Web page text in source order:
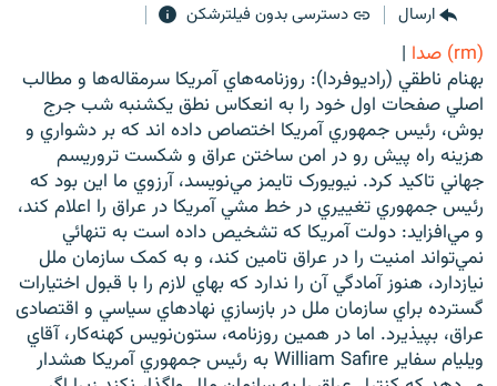
گزارش‌های تصویری
گزارش‌های ویدئویی
زنان فردا
English
به ما بپیوندید
زبان‌های دیگر
ارسال
دسترسی بدون فیلترشکن
(rm) صدا
|
بهنام ناطقي (راديوفردا): روزنامه‌هاي آمريکا سرمقاله‌ها و مطالب
اصلي صفحات اول خود را به انعکاس نطق يکشنبه شب جرج
بوش، رئيس جمهوري آمريکا اختصاص داده اند که بر دشواري و
هزينه راه پيش رو در امن ساختن عراق و شکست تروريسم
جهاني تاکيد کرد. نيويورک تايمز مي‌نويسد، آرزوي ما اين بود که
رئيس جمهوري تغييري در خط مشي آمريکا در عراق را اعلام کند،
و مي‌افزايد: دولت آمريکا که تشخيص داده است به تنهائي
نمي‌تواند امنيت را در عراق تامين کند، و به کمک سازمان ملل
نيازدارد، هنوز آمادگي آن را ندارد که بهاي لازم را با قبول اختيارات
گسترده براي سازمان ملل در بازسازي نهادهاي سياسي و اقتصادی
عراق، بپيذيرد. اما در همين روزنامه، ستون‌نويس کهنه‌کار، آقاي
ويليام سفاير William Safire به رئيس جمهوري آمريکا هشدار